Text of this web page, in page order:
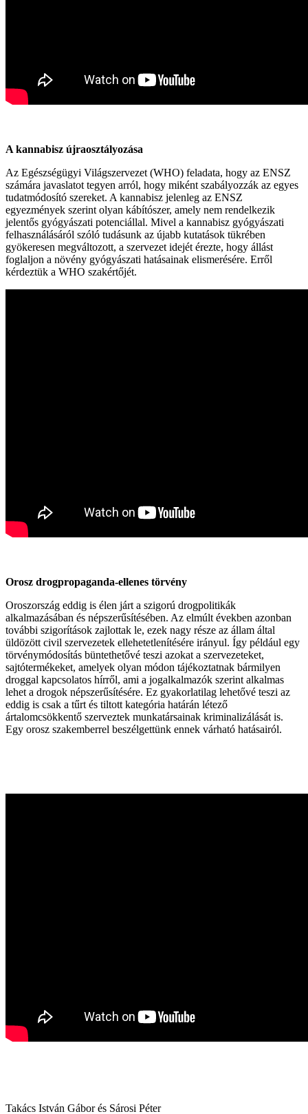
A kannabisz újraosztályozása
Az Egészségügyi Világszervezet (WHO) feladata, hogy az ENSZ
számára javaslatot tegyen arról, hogy miként szabályozzák az egyes
tudatmódosító szereket. A kannabisz jelenleg az ENSZ
egyezmények szerint olyan kábítószer, amely nem rendelkezik
jelentős gyógyászati potenciállal. Mivel a kannabisz gyógyászati
felhasználásáról szóló tudásunk az újabb kutatások tükrében
gyökeresen megváltozott, a szervezet idejét érezte, hogy állást
foglaljon a növény gyógyászati hatásainak elismerésére. Erről
kérdeztük a WHO szakértőjét.
Orosz drogpropaganda-ellenes törvény
Oroszország eddig is élen járt a szigorú drogpolitikák
alkalmazásában és népszerűsítésében. Az elmúlt években azonban
további szigorítások zajlottak le, ezek nagy része az állam által
üldözött civil szervezetek ellehetetlenítésére irányul. Így például egy
törvénymódosítás büntethetővé teszi azokat a szervezeteket,
sajtótermékeket, amelyek olyan módon tájékoztatnak bármilyen
droggal kapcsolatos hírről, ami a jogalkalmazók szerint alkalmas
lehet a drogok népszerűsítésére. Ez gyakorlatilag lehetővé teszi az
eddig is csak a tűrt és tiltott kategória határán létező
ártalomcsökkentő szerveztek munkatársainak kriminalizálását is.
Egy orosz szakemberrel beszélgettünk ennek várható hatásairól.
Takács István Gábor és Sárosi Péter